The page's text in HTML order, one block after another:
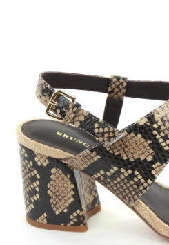
Registrar
Mi
cesta
Glispe